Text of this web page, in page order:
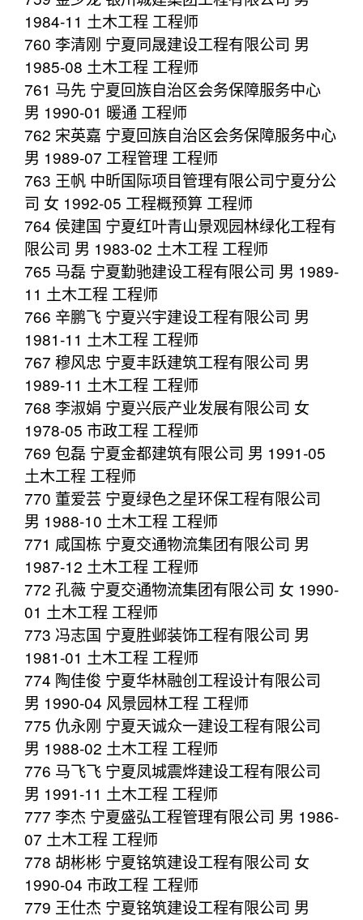
1984-11 土木工程 工程师
760 李清刚 宁夏同晟建设工程有限公司 男
1985-08 土木工程 工程师
761 马先 宁夏回族自治区会务保障服务中心
男 1990-01 暖通 工程师
762 宋英嘉 宁夏回族自治区会务保障服务中心
男 1989-07 工程管理 工程师
763 王帆 中昕国际项目管理有限公司宁夏分公
司 女 1992-05 工程概预算 工程师
764 侯建国 宁夏红叶青山景观园林绿化工程有
限公司 男 1983-02 土木工程 工程师
765 马磊 宁夏勤驰建设工程有限公司 男 1989-
11 土木工程 工程师
766 辛鹏飞 宁夏兴宇建设工程有限公司 男
1981-11 土木工程 工程师
767 穆风忠 宁夏丰跃建筑工程有限公司 男
1989-11 土木工程 工程师
768 李淑娟 宁夏兴辰产业发展有限公司 女
1978-05 市政工程 工程师
769 包磊 宁夏金都建筑有限公司 男 1991-05
土木工程 工程师
770 董爱芸 宁夏绿色之星环保工程有限公司
男 1988-10 土木工程 工程师
771 咸国栋 宁夏交通物流集团有限公司 男
1987-12 土木工程 工程师
772 孔薇 宁夏交通物流集团有限公司 女 1990-
01 土木工程 工程师
773 冯志国 宁夏胜邺装饰工程有限公司 男
1981-01 土木工程 工程师
774 陶佳俊 宁夏华林融创工程设计有限公司
男 1990-04 风景园林工程 工程师
775 仇永刚 宁夏天诚众一建设工程有限公司
男 1988-02 土木工程 工程师
776 马飞飞 宁夏凤城震烨建设工程有限公司
男 1991-11 土木工程 工程师
777 李杰 宁夏盛弘工程管理有限公司 男 1986-
07 土木工程 工程师
778 胡彬彬 宁夏铭筑建设工程有限公司 女
1990-04 市政工程 工程师
779 王仕杰 宁夏铭筑建设工程有限公司 男